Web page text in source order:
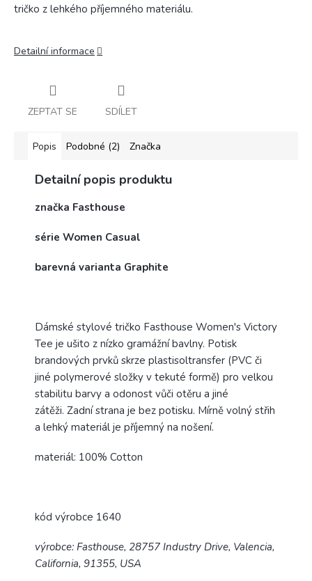
tričko z lehkého příjemného materiálu.
Detailní informace
ZEPTAT SE SDÍLET
Popis Podobné (2) Značka
Detailní popis produktu
značka Fasthouse
série Women Casual
barevná varianta Graphite
Dámské stylové tričko Fasthouse Women's Victory
Tee je ušito z nízko gramážní bavlny. Potisk
brandových prvků skrze plastisoltransfer (PVC či
jiné polymerové složky v tekuté formě) pro velkou
stabilitu barvy a odonost vůči otěru a jiné
zátěži. Zadní strana je bez potisku. Mírně volný střih
a lehký materiál je příjemný na nošení.
materiál: 100% Cotton
kód výrobce 1640
výrobce: Fasthouse, 28757 Industry Drive, Valencia,
California, 91355, USA